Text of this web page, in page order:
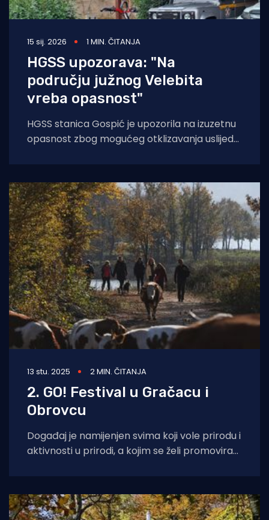
15 sij. 2026 1 MIN. ČITANJA
HGSS upozorava: "Na
području južnog Velebita
vreba opasnost"
HGSS stanica Gospić je upozorila na izuzetnu
opasnost zbog mogućeg otklizavanja uslijed
13 stu. 2025 2 MIN. ČITANJA
2. GO! Festival u Gračacu i
Obrovcu
Događaj je namijenjen svima koji vole prirodu i
aktivnosti u prirodi, a kojim se želi promovirati